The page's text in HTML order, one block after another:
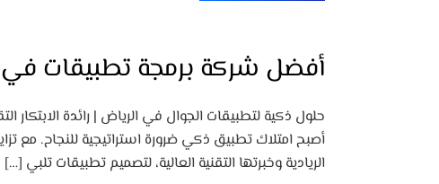
أفضل شركة برمجة تطبيقات في
حلول ذكية لتطبيقات الجوال في الرياض | رائدة
أصبح امتلاك تطبيق ذكي ضرورة استراتيجية للنجاح. مع
الريادية وخبرتها التقنية العالية، لتصميم تطبيقات تلبي […]